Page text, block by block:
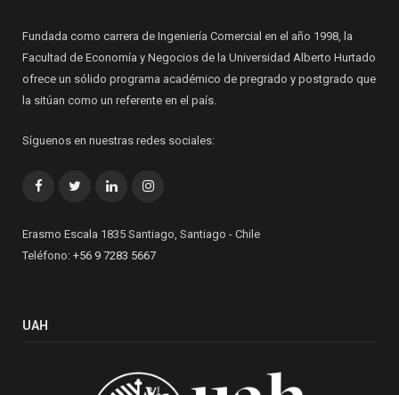
Fundada como carrera de Ingeniería Comercial en el año 1998, la
Facultad de Economía y Negocios de la Universidad Alberto Hurtado
ofrece un sólido programa académico de pregrado y postgrado que
la sitúan como un referente en el país.
Síguenos en nuestras redes sociales:
FacebookTwitterLinkedInInstagram
Erasmo Escala 1835 Santiago, Santiago - Chile
Teléfono: +56 9 7283 5667
UAH